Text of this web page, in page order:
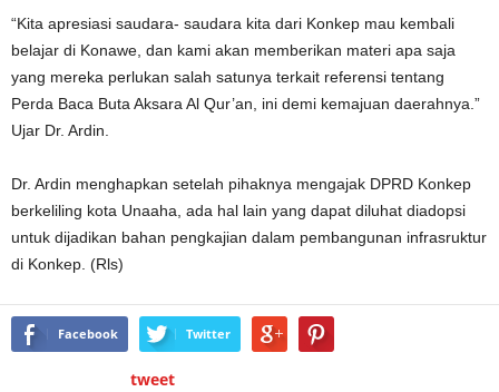
“Kita apresiasi saudara- saudara kita dari Konkep mau kembali
belajar di Konawe, dan kami akan memberikan materi apa saja
yang mereka perlukan salah satunya terkait referensi tentang
Perda Baca Buta Aksara Al Qur’an, ini demi kemajuan daerahnya.”
Ujar Dr. Ardin.
Dr. Ardin menghapkan setelah pihaknya mengajak DPRD Konkep
berkeliling kota Unaaha, ada hal lain yang dapat diluhat diadopsi
untuk dijadikan bahan pengkajian dalam pembangunan infrasruktur
di Konkep. (Rls)
Facebook Twitter
tweet